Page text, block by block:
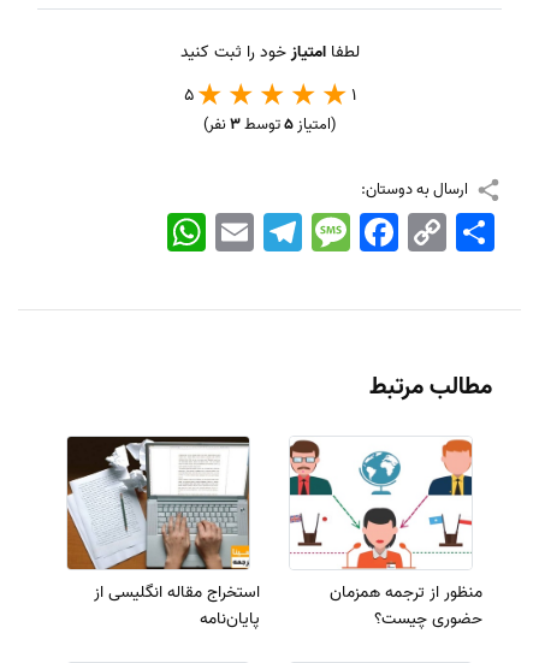
لطفاامتیازخود را ثبت کنید
1
5
(امتیاز5توسط3نفر)
ارسال به دوستان:
WhatsApp EmailTelegramMessageFacebook Copy
Link
اشتراک
مطالب مرتبط
منظور از ترجمه همزمان
حضوری چیست؟
استخراج مقاله انگلیسی از
پایان‌نامه